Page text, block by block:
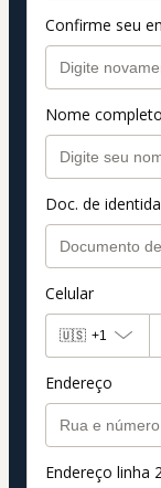
Confirme seu
Nome completo
Doc. de
Celular
🇺🇸 +1
Endereço
Endereço linha